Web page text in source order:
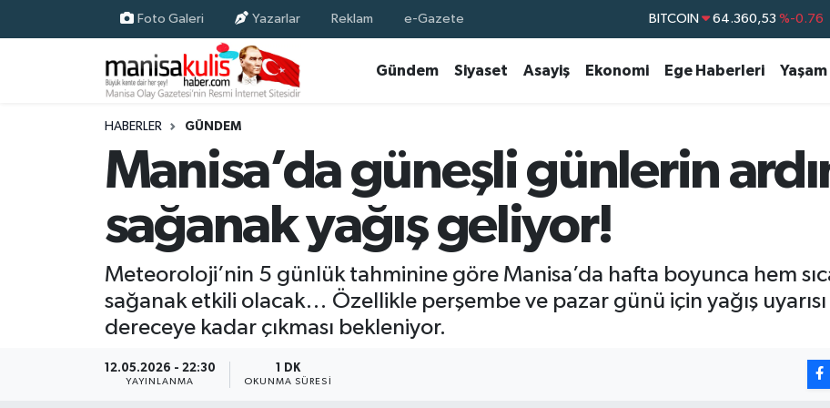
Foto Galeri Yazarlar Reklam e-Gazete
DOLAR 47,7069 %0.17
EURO 55,0265 %0.01
BİST100 13.887 %64
Gündem Siyaset Asayiş Ekonomi Ege Haberleri Yaşam
HABERLER GÜNDEM
Manisa’da güneşli günlerin
sağanak yağış geliyor!
Meteoroloji’nin 5 günlük tahminine göre Manisa’da hafta boyunca hem
sağanak etkili olacak… Özellikle perşembe ve pazar günü için yağış uyarısı
dereceye kadar çıkması bekleniyor.
12.05.2026 - 22:30
YAYINLANMA
1 DK
OKUNMA SÜRESI
Ekonomi
Resmi İlan
Yunusemre Nöbetçi Eczaneler
Yunusemre Trafik Yoğunluk Haritası
Süper Lig Puan Durumu ve Fikstür
Tüm Manşetler
Son Dakika Haberleri